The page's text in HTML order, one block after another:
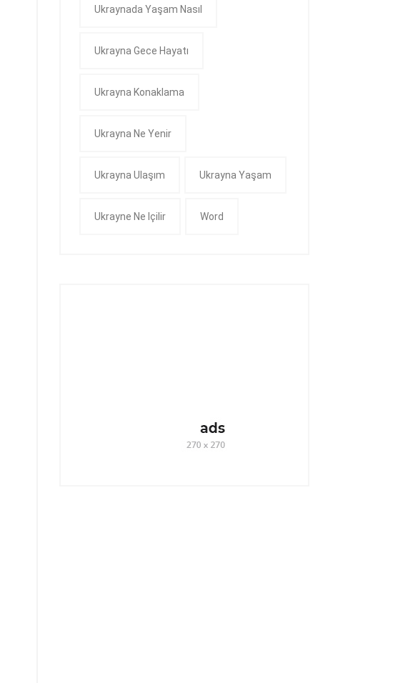
Ukraynada Yaşam Nasıl
Ukrayna Gece Hayatı
Ukrayna Konaklama
Ukrayna Ne Yenir
Ukrayna Ulaşım Ukrayna Yaşam
Ukrayne Ne Içilir Word